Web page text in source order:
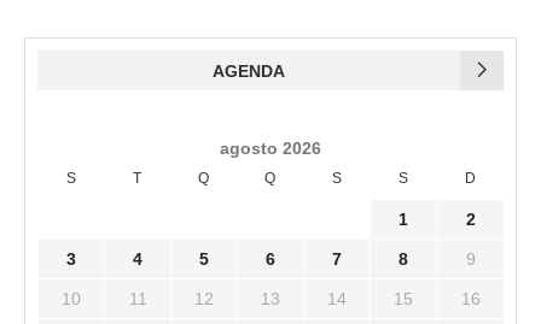
AGENDA
agosto 2026
S T Q Q S S D
1 2
3 4 5 6 7 8 9
10 11 12 13 14 15 16